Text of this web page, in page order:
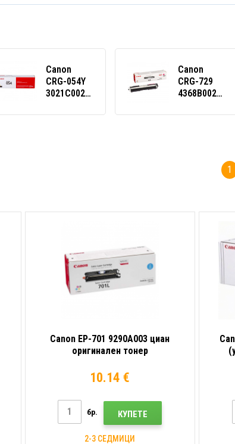
Canon
CRG-054Y
3021C002
(yellow)
Canon
CRG-729
4368B002
(magenta)
1
Canon EP-701 9290A003 циан
оригинален тонер
10.14 €
бр. КУПЕТЕ
2-3 СЕДМИЦИ